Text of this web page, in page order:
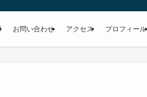
お問い合わせ アクセス プロフィール